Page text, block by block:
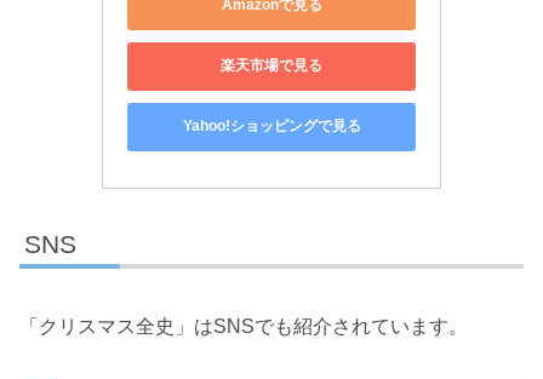
Amazonで見る
楽天市場で見る
Yahoo!ショッピングで見る
SNS
「クリスマス全史」はSNSでも紹介されています。